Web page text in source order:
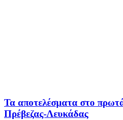
Τα αποτελέσματα στο
Πρέβεζας-Λευκάδας